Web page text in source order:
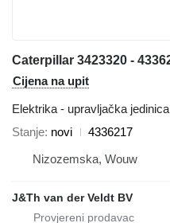
Cijena na upit
Elektrika - upravljačka jedinica
Stanje novi
4336217
Nizozemska, Wouw
J&Th van der Veldt BV